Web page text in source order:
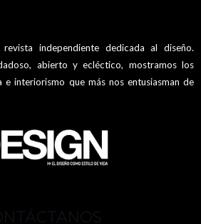
independiente dedicada al diseño.
abierto y ecléctico, mostramos los
interiorismo que más nos entusiasman de